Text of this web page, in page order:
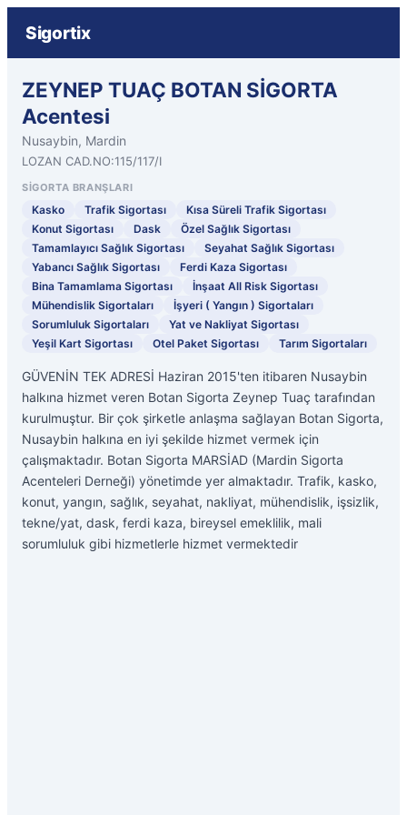
Sigortix
ZEYNEP TUAÇ BOTAN SİGORTA
Acentesi
Nusaybin, Mardin
LOZAN CAD.NO:115/117/I
SIGORTA BRANŞLARI
Kasko Trafik Sigortası
Kısa Süreli Trafik Sigortası
Konut Sigortası
Dask
Özel Sağlık Sigortası
Tamamlayıcı Sağlık Sigortası
Seyahat Sağlık Sigortası
Yabancı Sağlık Sigortası
Ferdi Kaza Sigortası
Bina Tamamlama Sigortası
İnşaat All Risk Sigortası
Mühendislik Sigortaları
İşyeri ( Yangın ) Sigortaları
Sorumluluk Sigortaları
Yat ve Nakliyat Sigortası
Yeşil Kart Sigortası
Otel Paket Sigortası Tarım Sigortaları
GÜVENİN TEK ADRESİ Haziran 2015'ten itibaren Nusaybin
halkına hizmet veren Botan Sigorta Zeynep Tuaç tarafından
kurulmuştur. Bir çok şirketle anlaşma sağlayan Botan Sigorta,
Nusaybin halkına en iyi şekilde hizmet vermek için
çalışmaktadır. Botan Sigorta MARSİAD (Mardin Sigorta
Acenteleri Derneği) yönetimde yer almaktadır. Trafik, kasko,
konut, yangın, sağlık, seyahat, nakliyat, mühendislik, işsizlik,
tekne/yat, dask, ferdi kaza, bireysel emeklilik, mali
sorumluluk gibi hizmetlerle hizmet vermektedir